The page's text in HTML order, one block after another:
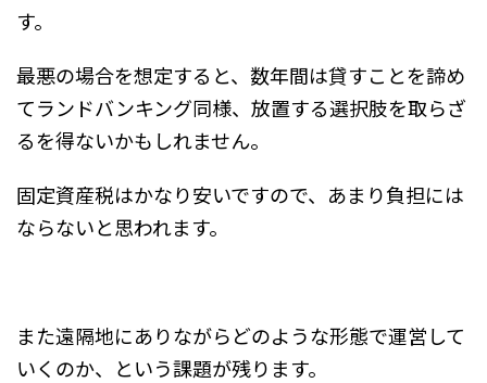
す。
最悪の場合を想定すると、数年間は貸すことを諦め
てランドバンキング同様、放置する選択肢を取らざ
るを得ないかもしれません。
固定資産税はかなり安いですので、あまり負担には
ならないと思われます。
また遠隔地にありながらどのような形態で運営して
いくのか、という課題が残ります。